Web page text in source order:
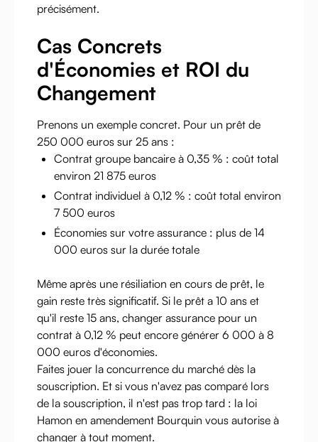
précisément.
Cas Concrets
d'Économies et ROI du
Changement
Prenons un exemple concret. Pour un prêt de
250 000 euros sur 25 ans :
Contrat groupe bancaire à 0,35 % : coût total
environ 21 875 euros
Contrat individuel à 0,12 % : coût total environ
7 500 euros
Économies sur votre assurance : plus de 14
000 euros sur la durée totale
Même après une résiliation en cours de prêt, le
gain reste très significatif. Si le prêt a 10 ans et
qu'il reste 15 ans, changer assurance pour un
contrat à 0,12 % peut encore générer 6 000 à 8
000 euros d'économies.
Faites jouer la concurrence du marché dès la
souscription. Et si vous n'avez pas comparé lors
de la souscription, il n'est pas trop tard : la loi
Hamon en amendement Bourquin vous autorise à
changer à tout moment.